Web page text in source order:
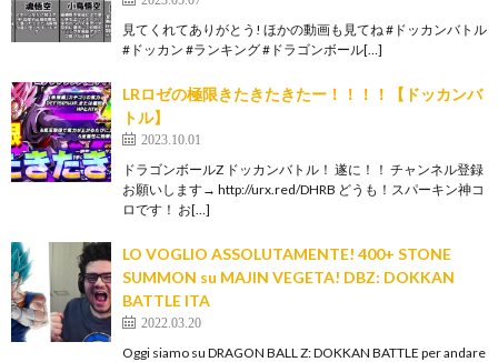
見てくれてありがとう! ほかの動画も見てね #ドッカンバトル
#ドッカン #ランキング #ドラゴンボール[…]
LRロゼの極限きたきたきたー！！！！【ドッカンバ
トル】
2023.10.01
ドラゴンボールZ ドッカンバトル！ 遂に！！ チャンネル登録
お願いします→ http://urx.red/DHRB どうも！スパーキン神コ
ロです！ お[…]
LO VOGLIO ASSOLUTAMENTE! 400+ STONE
SUMMON su MAJIN VEGETA! DBZ: DOKKAN
BATTLE ITA
2022.03.20
Oggi siamo su DRAGON BALL Z: DOKKAN BATTLE per andare